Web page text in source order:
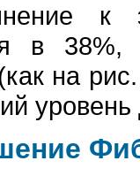
к
в
на